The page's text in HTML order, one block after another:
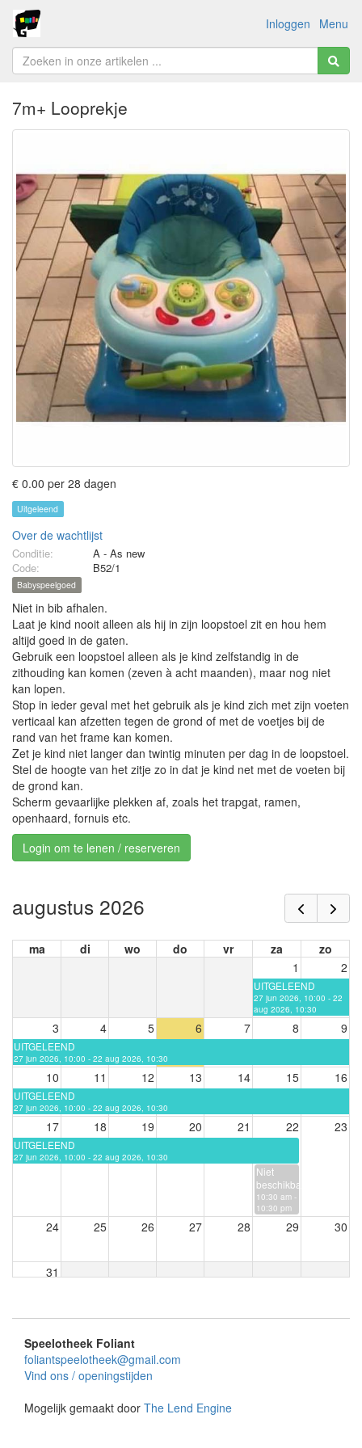
Menu
Inloggen
7m+ Looprekje
€ 0.00 per 28 dagen
Uitgeleend
Over de wachtlijst
Conditie:
A - As new
Code:
B52/1
Babyspeelgoed
Niet in bib afhalen.
Laat je kind nooit alleen als hij in zijn loopstoel zit en hou hem
altijd goed in de gaten.
Gebruik een loopstoel alleen als je kind zelfstandig in de
zithouding kan komen (zeven à acht maanden), maar nog niet
kan lopen.
Stop in ieder geval met het gebruik als je kind zich met zijn voeten
verticaal kan afzetten tegen de grond of met de voetjes bij de
rand van het frame kan komen.
Zet je kind niet langer dan twintig minuten per dag in de loopstoel.
Stel de hoogte van het zitje zo in dat je kind net met de voeten bij
de grond kan.
Scherm gevaarlijke plekken af, zoals het trapgat, ramen,
openhaard, fornuis etc.
Login om te lenen / reserveren
augustus 2026
ma di wo do vr za
zo
1
2
UITGELEEND
27 jun 2026, 10:00 - 22
aug 2026, 10:30
3 4 5 6 7 8 9
UITGELEEND
27 jun 2026, 10:00 - 22 aug 2026, 10:30
10 11 12 13 14 15 16
UITGELEEND
27 jun 2026, 10:00 - 22 aug 2026, 10:30
17 18 19 20 21 22 23
UITGELEEND
27 jun 2026, 10:00 - 22 aug 2026, 10:30
Niet
beschikbaar
10:30 am -
10:30 pm
24 25 26 27 28 29 30
31
Speelotheek Foliant
foliantspeelotheek@gmail.com
Vind ons / openingstijden
Mogelijk gemaakt door The Lend Engine